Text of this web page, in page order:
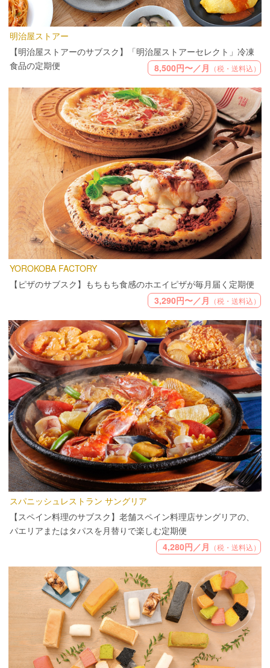
明治屋ストアー
【明治屋ストアーのサブスク】「明治屋ストアーセレクト」冷凍
食品の定期便
8,500円〜／月 （税・送料込）
YOROKOBA FACTORY
【ピザのサブスク】もちもち食感のホエイピザが毎月届く定期便
3,290円〜／月 （税・送料込）
スパニッシュレストラン サングリア
【スペイン料理のサブスク】老舗スペイン料理店サングリアの、
パエリアまたはタパスを月替りで楽しむ定期便
4,280円／月 （税・送料込）